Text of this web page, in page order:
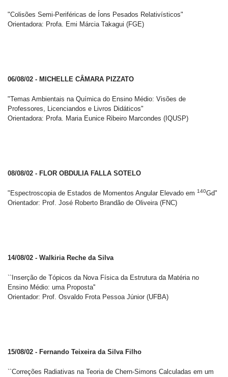
"Colisões Semi-Periféricas de Íons Pesados Relativísticos"
Orientadora: Profa. Emi Márcia Takagui (FGE)
06/08/02 - MICHELLE CÂMARA PIZZATO
"Temas Ambientais na Química do Ensino Médio: Visões de
Professores, Licenciandos e Livros Didáticos"
Orientadora: Profa. Maria Eunice Ribeiro Marcondes (IQUSP)
08/08/02 - FLOR OBDULIA FALLA SOTELO
"Espectroscopia de Estados de Momentos Angular Elevado em 140Gd"
Orientador: Prof. José Roberto Brandão de Oliveira (FNC)
14/08/02 - Walkiria Reche da Silva
``Inserção de Tópicos da Nova Física da Estrutura da Matéria no
Ensino Médio: uma Proposta''
Orientador: Prof. Osvaldo Frota Pessoa Júnior (UFBA)
15/08/02 - Fernando Teixeira da Silva Filho
``Correções Radiativas na Teoria de Chern-Simons Calculadas em um